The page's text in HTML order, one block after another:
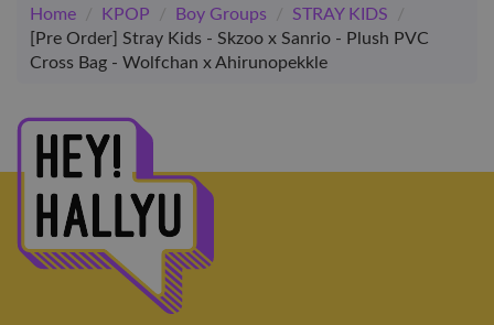
Home / KPOP / Boy Groups / STRAY KIDS
/
[Pre Order] Stray Kids - Skzoo x Sanrio - Plush PVC
Cross Bag - Wolfchan x Ahirunopekkle